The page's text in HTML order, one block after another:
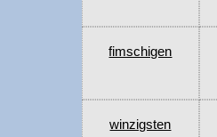
fimschigen
winzigsten